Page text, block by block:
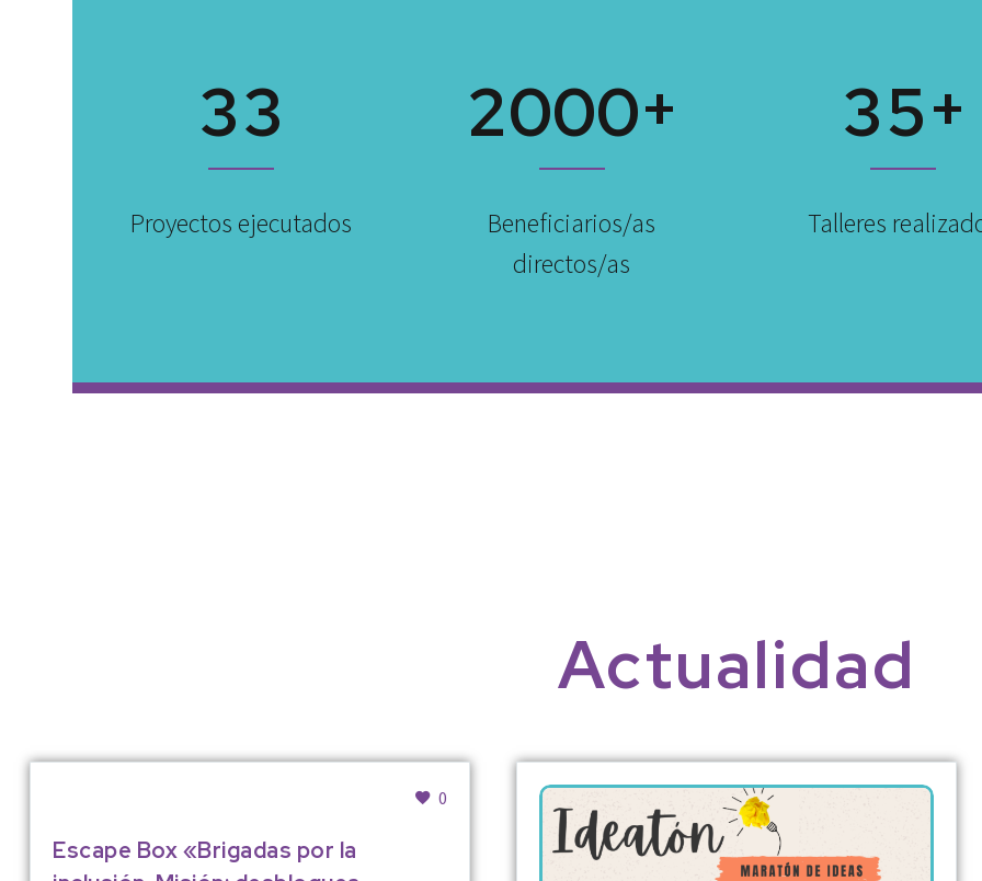
33
Proyectos ejecutados
2000+
Beneficiarios/as
directos/as
35+
Talleres
Actualidad
0
Escape Box «Brigadas por la